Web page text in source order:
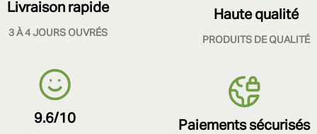
Livraison rapide
3 À 4 JOURS OUVRÉS
Haute qualité
PRODUITS DE QUALITÉ
9.6/10 Paiements sécurisés